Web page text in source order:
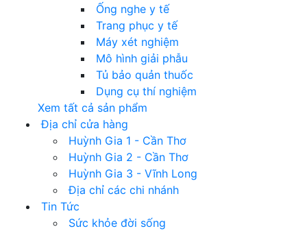
Ống nghe y tế
Trang phục y tế
Máy xét nghiệm
Mô hình giải phẫu
Tủ bảo quản thuốc
Dụng cụ thí nghiệm
Xem tất cả sản phẩm
Địa chỉ cửa hàng
Huỳnh Gia 1 - Cần Thơ
Huỳnh Gia 2 - Cần Thơ
Huỳnh Gia 3 - Vĩnh Long
Địa chỉ các chi nhánh
Tin Tức
Sức khỏe đời sống